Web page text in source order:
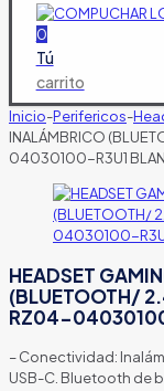
0
Tú
carrito
Inicio-Perifericos-
INALÁMBRICO
04030100-R3U1
HEADSET
(BLUETOOTH/
RZ04-
– Conectividad:
USB-C. Bluetooth de